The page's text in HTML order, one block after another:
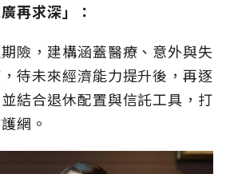
再求深」：
險，建構涵蓋醫療、意外與失
待未來經濟能力提升後，再逐
結合退休配置與信託工具，打
網。